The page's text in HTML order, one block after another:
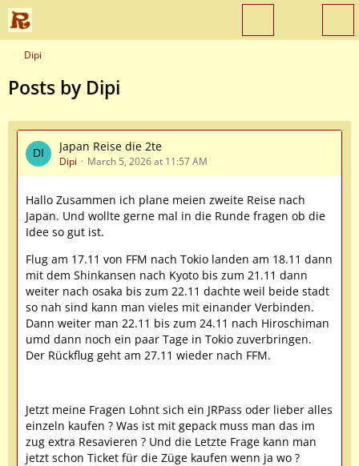
Dipi
Posts by Dipi
Japan Reise die 2te
Dipi March 5, 2026 at 11:57 AM
Hallo Zusammen ich plane meien zweite Reise nach
Japan. Und wollte gerne mal in die Runde fragen ob die
Idee so gut ist.
Flug am 17.11 von FFM nach Tokio landen am 18.11 dann
mit dem Shinkansen nach Kyoto bis zum 21.11 dann
weiter nach osaka bis zum 22.11 dachte weil beide stadt
so nah sind kann man vieles mit einander Verbinden.
Dann weiter man 22.11 bis zum 24.11 nach Hiroschiman
umd dann noch ein paar Tage in Tokio zuverbringen.
Der Rückflug geht am 27.11 wieder nach FFM.
Jetzt meine Fragen Lohnt sich ein JRPass oder lieber alles
einzeln kaufen ? Was ist mit gepack muss man das im
zug extra Resavieren ? Und die Letzte Frage kann man
jetzt schon Ticket für die Züge kaufen wenn ja wo ?